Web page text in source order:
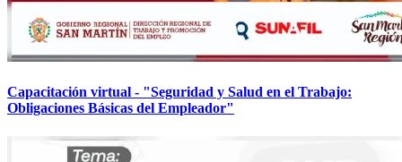
Capacitación virtual - "Seguridad y Salud en el Trabajo:
Obligaciones Básicas del Empleador"